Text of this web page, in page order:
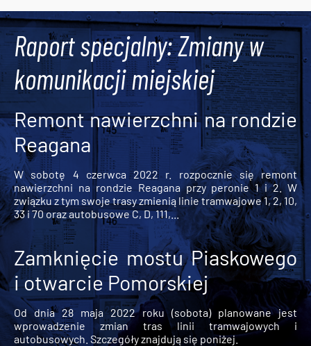
Raport specjalny: Zmiany w
komunikacji miejskiej
Remont nawierzchni na rondzie
Reagana
W sobotę 4 czerwca 2022 r. rozpocznie się remont
nawierzchni na rondzie Reagana przy peronie 1 i 2. W
związku z tym swoje trasy zmienią linie tramwajowe 1, 2, 10,
33 i 70 oraz autobusowe C, D, 111,...
Zamknięcie mostu Piaskowego
i otwarcie Pomorskiej
Od dnia 28 maja 2022 roku (sobota) planowane jest
wprowadzenie zmian tras linii tramwajowych i
autobusowych. Szczegóły znajdują się poniżej.